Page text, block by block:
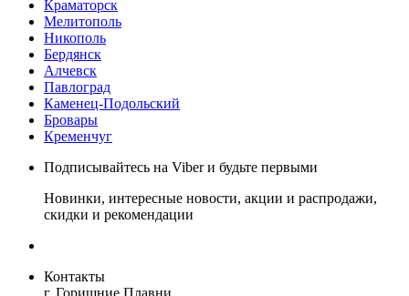
Краматорск
Мелитополь
Никополь
Бердянск
Алчевск
Павлоград
Каменец-Подольский
Бровары
Кременчуг
Подписывайтесь на Viber и будьте первыми
Новинки, интересные новости, акции и распродажи,
скидки и рекомендации
Контакты
г. Горишние Плавни,